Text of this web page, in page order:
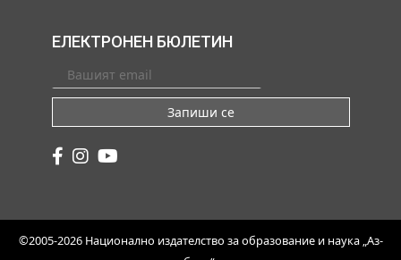
ЕЛЕКТРОНЕН БЮЛЕТИН
Запиши се
©2005-2026 Национално издателство за образование и наука „Аз-